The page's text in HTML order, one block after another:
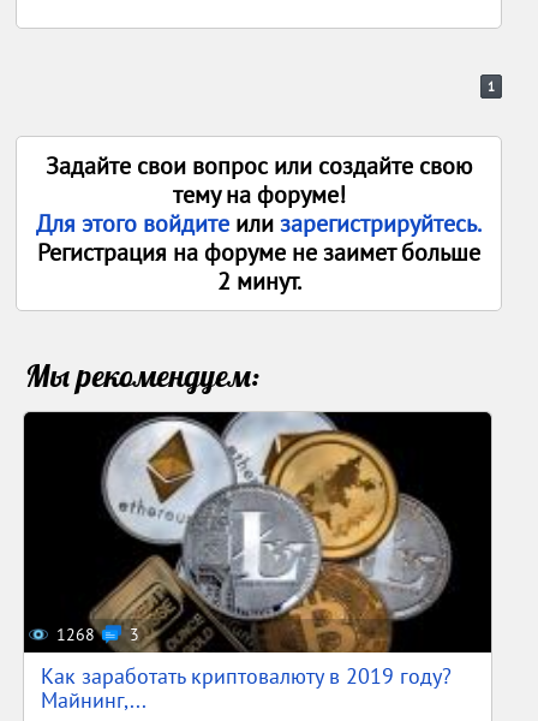
1
Задайте свои вопрос или создайте свою
тему на форуме!
Для этого войдите илизарегистрируйтесь.
Регистрация на форуме не заимет больше
2 минут.
Мы рекомендуем:
1268 3
Как заработать криптовалюту в 2019 году?
Майнинг,...